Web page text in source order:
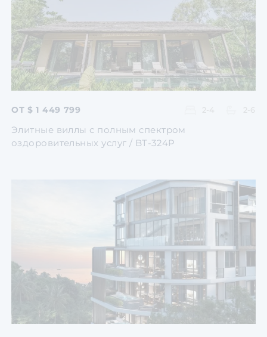
Перейти
Перейти
Перейти
Перейти
Перейти
ОТ $ 1 449 799 2-4 2-6
Элитные виллы с полным спектром
оздоровительных услуг / BT-324P